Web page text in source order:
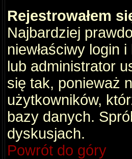
Rejestrowałem
Najbardziej
niewłaściwy login
lub administrator
się tak, ponieważ
użytkowników,
bazy danych.
dyskusjach.
Powrót do góry